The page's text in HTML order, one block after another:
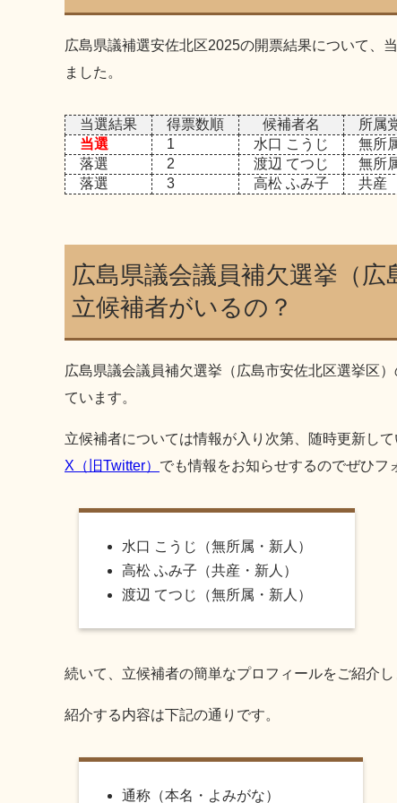
広島県議補選安佐北区2025の開票結果について、
ました。
当選結果 得票数順 候補者名 所属
当選
1 水口 こうじ 無所
落選
2 渡辺 てつじ 無所
落選
3 高松 ふみ子 共産
広島県議会議員補欠選挙（
立候補者がいるの？
広島県議会議員補欠選挙（広島市安佐北区選挙区
ています。
立候補者については情報が入り次第、随時更新し
X（旧Twitter） でも情報をお知らせするのでぜひフ
水口 こうじ（無所属・新人）
高松 ふみ子（共産・新人）
渡辺 てつじ（無所属・新人）
続いて、立候補者の簡単なプロフィールをご紹介し
紹介する内容は下記の通りです。
通称（本名・よみがな）